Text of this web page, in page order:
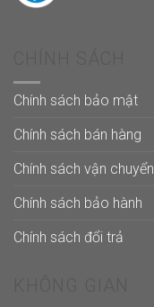
Chính sách bảo mật
Chính sách bán hàng
Chính sách vận chuyển
Chính sách bảo hành
Chính sách đổi trả